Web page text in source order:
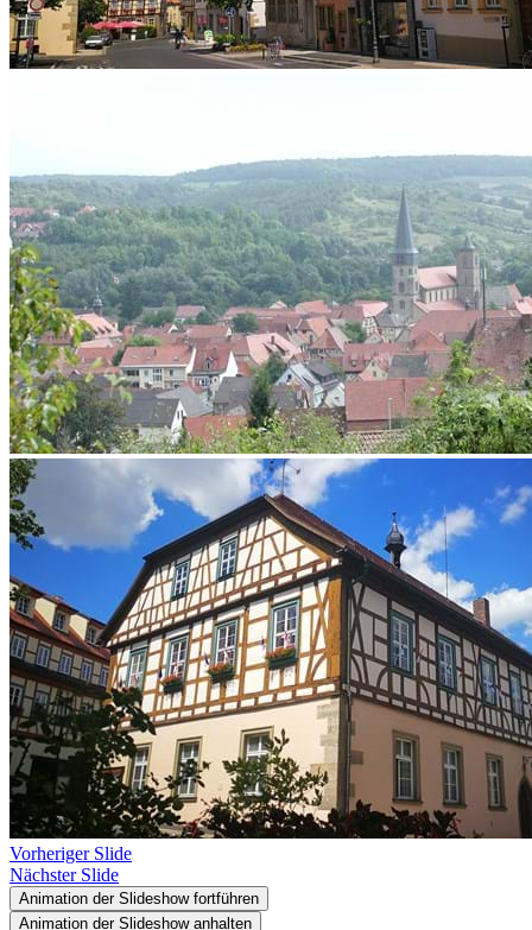
Vorheriger Slide
Nächster Slide
Animation der Slideshow fortführen
Animation der Slideshow anhalten